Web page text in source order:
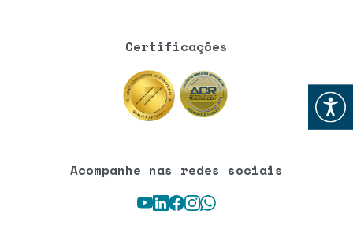
Abrir
Certificações
Acompanhe nas redes sociais
Youtube
LinkedIn
Facebook
Instagram
WhatsApp